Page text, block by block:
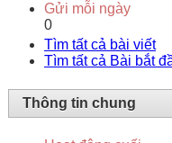
Gửi mỗi ngày
0
Tìm tất cả bài viết
Tìm tất cả Bài bắt
Thông tin chung